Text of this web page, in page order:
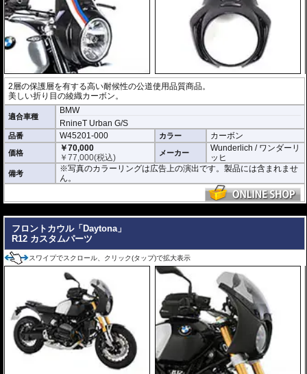
2層の保護層を有する高い耐候性の公道使用品質商品。
美しい折り目の綾織カーボン。
適合車種
BMW
RnineT Urban G/S
品番 W45201-000 カラー カーボン
価格
￥70,000
￥77,000(税込) メーカー
Wunderlich / ワンダーリ
ッヒ
備考
※写真のカラーリングは広告上の演出です。製品には含まれませ
ん。
フロントカウル「Daytona」
R12 カスタムパーツ
スワイプでスクロール、クリック(タップ)で拡大表示